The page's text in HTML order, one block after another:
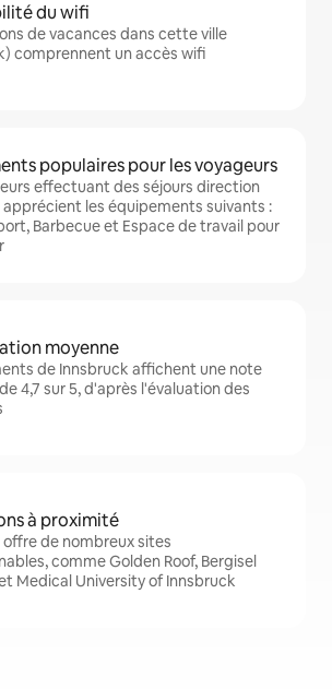
du wifi
de vacances dans cette ville
comprennent un accès wifi
populaires pour les voyageurs
effectuant des séjours direction
apprécient les équipements suivants :
Barbecue et Espace de travail pour
moyenne
de Innsbruck affichent une note
4,7 sur 5, d'après l'évaluation des
à proximité
de nombreux sites
comme Golden Roof, Bergisel
Medical University of Innsbruck